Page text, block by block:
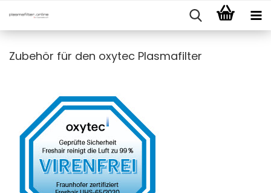
Zubehör für den oxytec Plasmafilter